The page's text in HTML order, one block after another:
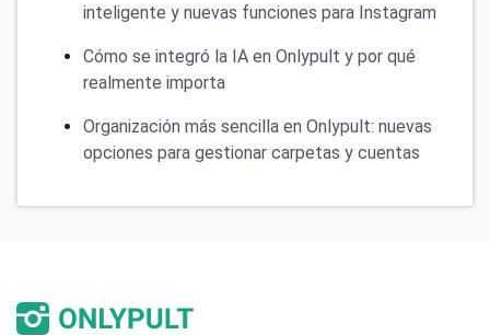
inteligente y nuevas funciones para Instagram
Cómo se integró la IA en Onlypult y por qué
realmente importa
Organización más sencilla en Onlypult: nuevas
opciones para gestionar carpetas y cuentas